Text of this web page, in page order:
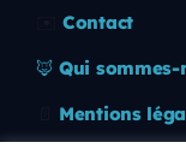
Contact
🦊 Qui sommes-
Mentions